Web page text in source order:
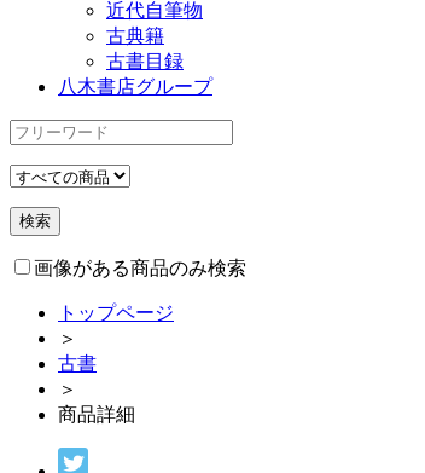
近代自筆物
古典籍
古書目録
八木書店グループ
画像がある商品のみ検索
トップページ
＞
古書
＞
商品詳細